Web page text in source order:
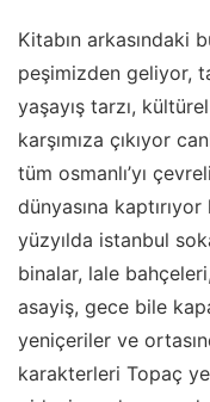
Kitabın arkasındaki
peşimizden geliyor,
yaşayış tarzı,
karşımıza çıkıyor
tüm osmanlı’yı
dünyasına
yüzyılda istanbul
binalar, lale
asayiş, gece bile
yeniçeriler ve
karakterleri Topaç